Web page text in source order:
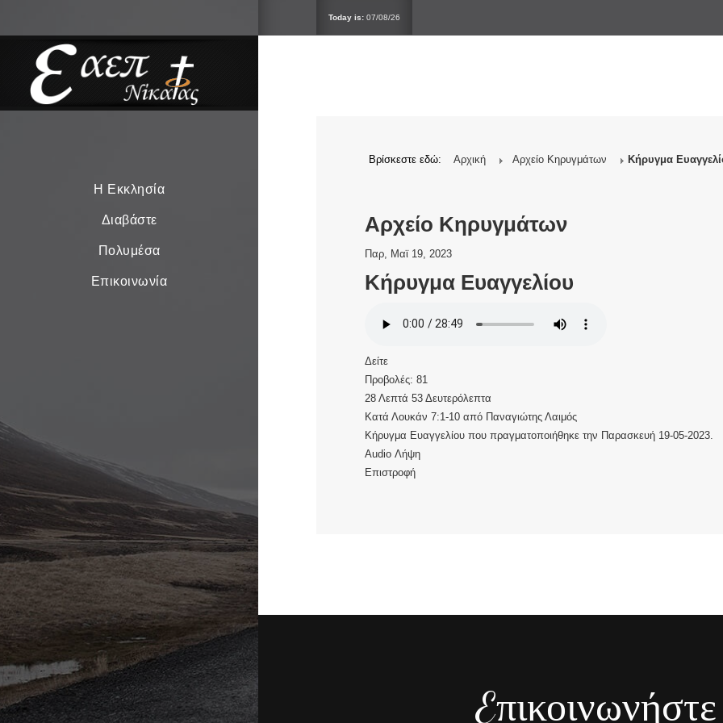
Η Εκκλησία
Διαβάστε
Πολυμέσα
Επικοινωνία
Today is:07/08/26
Βρίσκεστε εδώ: Αρχική Αρχείο Κηρυγμάτων Κήρυγμα
Αρχείο Κηρυγμάτων
Παρ, Μαϊ 19, 2023
Κήρυγμα Ευαγγελίου
Δείτε
Προβολές: 81
28 Λεπτά 53 Δευτερόλεπτα
Κατά Λουκάν 7:1-10από Παναγιώτης Λαιμός
Κήρυγμα Ευαγγελίου που πραγματοποιήθηκε την Παρασκευή 19-05-2023.
AudioΛήψη
Επιστροφή